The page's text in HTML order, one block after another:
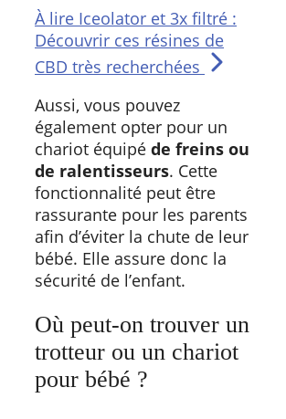
À lire Iceolator et 3x filtré :
Découvrir ces résines de
CBD très recherchées
Aussi, vous pouvez
également opter pour un
chariot équipé de freins ou
de ralentisseurs. Cette
fonctionnalité peut être
rassurante pour les parents
afin d’éviter la chute de leur
bébé. Elle assure donc la
sécurité de l’enfant.
Où peut-on trouver un
trotteur ou un chariot
pour bébé ?